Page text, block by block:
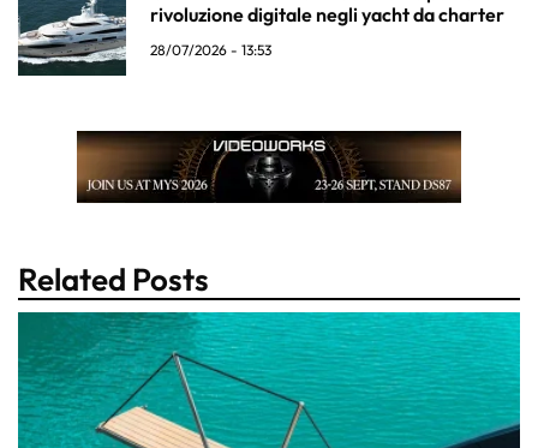
rivoluzione digitale negli yacht da charter
28/07/2026 - 13:53
Related Posts